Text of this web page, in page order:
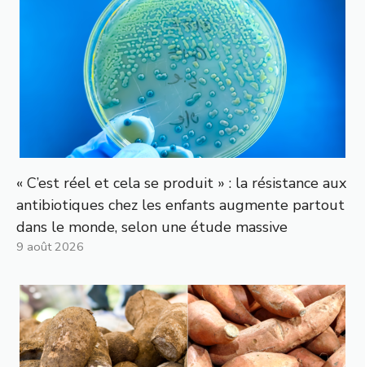
« C’est réel et cela se produit » : la résistance aux
antibiotiques chez les enfants augmente partout
dans le monde, selon une étude massive
9 août 2026